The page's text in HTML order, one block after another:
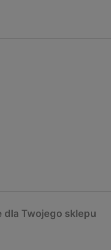
dla Twojego sklepu